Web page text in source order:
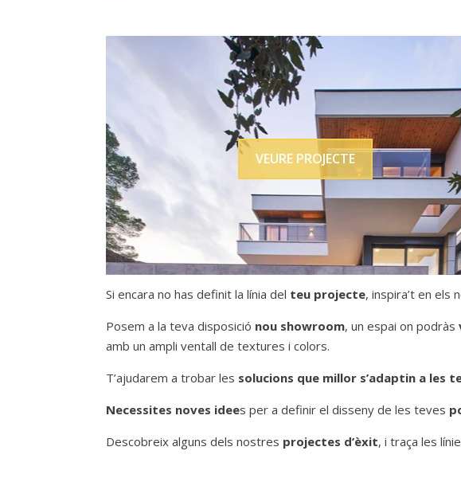
VEURE PROJECTE
Si encara no has definit la línia del teu projecte, inspira’t en els
Posem a la teva disposició nou showroom, un espai on podràs
amb un ampli ventall de textures i colors.
T’ajudarem a trobar les solucions que millor s’adaptin a les
Necessites noves idees per a definir el disseny de les teves
Descobreix alguns dels nostres projectes d’èxit, i traça les